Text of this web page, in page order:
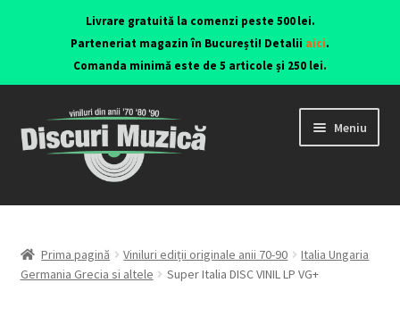
Livrare gratuită la comenzi peste 500 lei.
Parteneriat magazin în București! Detalii aici.
Comanda minimă este de 5 articole și 250 lei.
Meniu
Viniluri ediții originale anii 70-90
CD-uri originale
Prima pagină Viniluri ediții originale anii 70-90
Italia Ungaria
Germania Grecia si altele
Super Italia DISC VINIL LP VG+